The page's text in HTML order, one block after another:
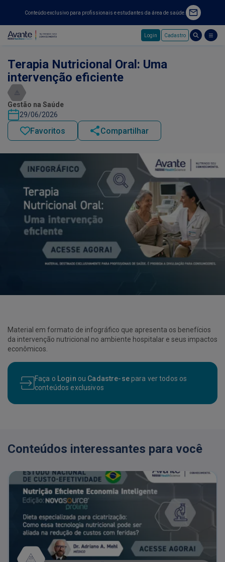
Conteúdo exclusivo para profissionais e estudantes da área de saúde.
Login Cadastro
Terapia Nutricional Oral: Uma
intervenção eficiente
Gestão na Saúde
29/06/2026
Favoritos Compartilhar
Material em formato de infográfico que apresenta os benefícios
da intervenção nutricional no ambiente hospitalar e seus impactos
econômicos.
Faça o Login ou Cadastre-separa ver todos os
conteúdos exclusivos
Conteúdos interessantes para você